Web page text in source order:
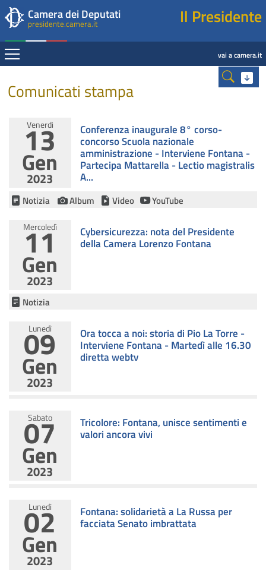
Presidente della Camera dei Deputati
Salta al contenuto principale
Salta al menu di navigazione
Camera dei Deputati
presidente.camera.it Il Presidente
Espandi vai a camera.it
Contenuto
Comunicati stampa
Venerdi
13
Gen
2023
Conferenza inaugurale 8° corso-
concorso Scuola nazionale
amministrazione - Interviene Fontana -
Partecipa Mattarella - Lectio magistralis
A...
Notizia Album Video YouTube
Mercoledì
11
Gen
2023
Cybersicurezza: nota del Presidente
della Camera Lorenzo Fontana
Notizia
Lunedì
09
Gen
2023
Ora tocca a noi: storia di Pio La Torre -
Interviene Fontana - Martedì alle 16.30
diretta webtv
Sabato
07
Gen
2023
Tricolore: Fontana, unisce sentimenti e
valori ancora vivi
Lunedì
02
Gen
2023
Fontana: solidarietà a La Russa per
facciata Senato imbrattata
Fine contenuto
Navigazione pagine di servizio
Fine pagina
Salta al contenuto principale
Salta al menu di navigazione
Vai a inizio pagina